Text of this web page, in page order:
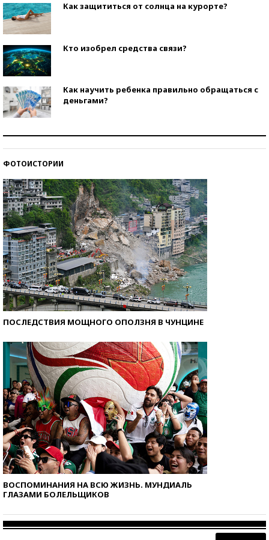
Как защититься от солнца на курорте?
Кто изобрел средства связи?
Как научить ребенка правильно обращаться с
деньгами?
ФОТОИСТОРИИ
ПОСЛЕДСТВИЯ МОЩНОГО ОПОЛЗНЯ В ЧУНЦИНЕ
ВОСПОМИНАНИЯ НА ВСЮ ЖИЗНЬ. МУНДИАЛЬ
ГЛАЗАМИ БОЛЕЛЬЩИКОВ